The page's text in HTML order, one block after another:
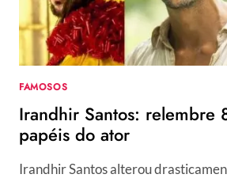
FOTOS
E
SAIBA
TUDO
CASAMENTO
DUPLO
FAMOSOS
Irandhir Santos: relembre
papéis do ator
Irandhir Santos alterou